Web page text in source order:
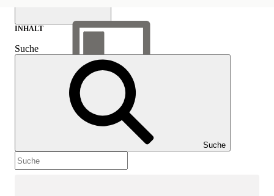
Inhalt anzeigen
Inhalt
INHALT
Suche
Suche